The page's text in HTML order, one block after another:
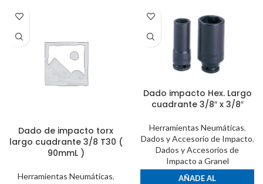
Dado de impacto torx
largo cuadrante 3/8 T30 (
90mmL )
Herramientas Neumáticas,
Dado impacto Hex. Largo
cuadrante 3/8″ x 3/8″
Herramientas Neumáticas,
Dados y Accesorio de Impacto,
Dados y Accesorios de
Impacto a Granel
AÑADE AL